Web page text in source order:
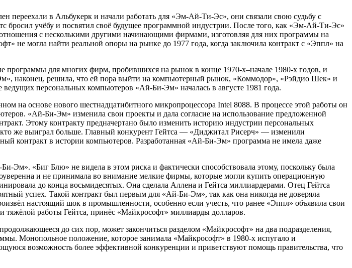
в Альбукерк и начали работать для «Эм-Ай-Ти-Эс», они связали свою судьбу с
бросил учёбу и посвятил своё будущее программной индустрии. После того, как «Эм-Ай-Ти-Эс»
с несколькими другими начинающими фирмами, изготовляя для них программы на
не могла найти реальной опоры на рынке до 1977 года, когда заключила контракт с «Эппл» на
для многих фирм, пробившихся на рынок в конце 1970-х–начале 1980-х годов, и
наконец, решила, что ей пора выйти на компьютерный рынок, «Коммодор», «Рэйдио Шек» и
персональных компьютеров «Ай-Би-Эм» началась в августе 1981 года.
на основе нового шестнадцатибитного микропроцессора Intel 8088. В процессе этой работы он
«Ай-Би-Эм» изменила свои проекты и дала согласие на использование предложенной
Этому контракту предначертано было изменить историю индустрии персональных
же выиграл больше. Главный конкурент Гейтса — «Диджитал Рисерч» — изменили
контракт в истории компьютеров. Разработанная «Ай-Би-Эм» программа не имела даже
Эм». «Биг Блю» не видела в этом риска и фактически способствовала этому, поскольку была
и не принимала во внимание мелкие фирмы, которые могли купить операционную
до конца восьмидесятых. Она сделала Аллена и Гейтса миллиардерами. Отец Гейтса
успех. Такой контракт был первым для «Ай-Би-Эм», так как она никогда не доверяла
настоящий шок в промышленности, особенно если учесть, что ранее «Эппл» объявила свои
работы Гейтса, принёс «Майкрософт» миллиарды долларов.
до сих пор, может закончиться разделом «Майкрософт» на два подразделения,
Монопольное положение, которое занимала «Майкрософт» в 1980-х испугало и
возможность более эффективной конкуренции и приветствуют помощь правительства, что